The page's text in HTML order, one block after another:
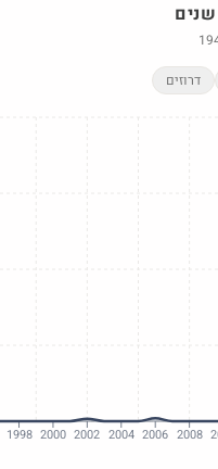
דרוזים
1998 2000 2002 2004 2006 2008